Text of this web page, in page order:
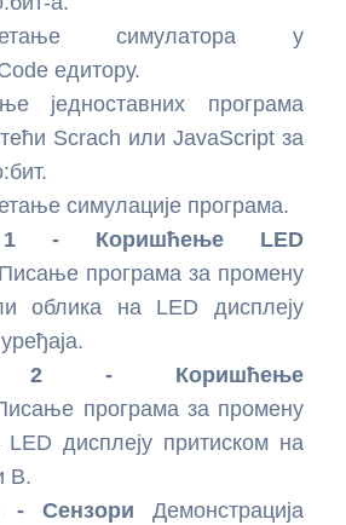
програмирања
помоћу ултразвучног сензора
плоче
и влажности помоћу DHT11
и сензор осветљења (LDR)
електронику
помоћу HC-SR04 сензора и
SG90 серво мотором помоћу
pokreta i orijentacije sa ESP32 |
светлости са ESP32 платформом
симулатора у
едитору.
једноставних програма
Scrach или JavaScript за
симулације програма.
- Коришћење LED
Писање програма за промену
облика на LED дисплеју
2 - Коришћење
програма за промену
LED дисплеју притиском на
B.
- Сензори Демонстрација